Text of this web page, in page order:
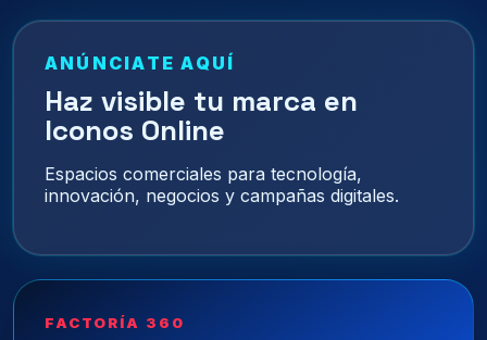
ANÚNCIATE AQUÍ
Haz visible tu marca en
Iconos Online
Espacios comerciales para tecnología,
innovación, negocios y campañas digitales.
FACTORÍA 360